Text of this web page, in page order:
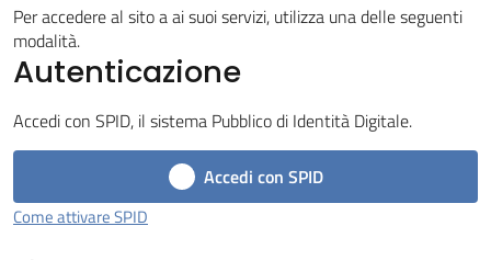
Vivere
Borgo
Menu selezionato
Per accedere al sito a ai suoi servizi, utilizza una delle seguenti
modalità.
Autenticazione
Accedi con SPID, il sistema Pubblico di Identità Digitale.
Accedi con SPID
Come attivare SPID